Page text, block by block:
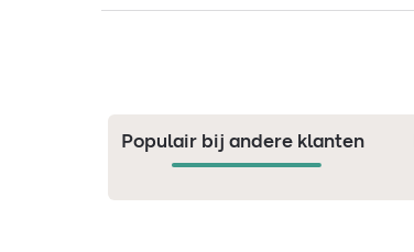
Populair bij andere klanten